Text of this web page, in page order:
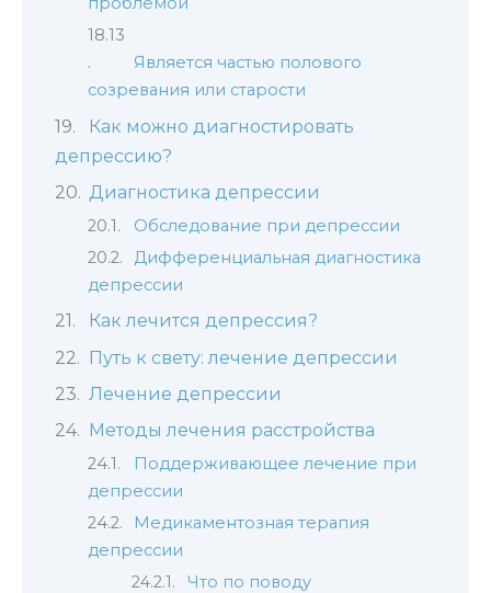
Является частью полового
созревания или старости
Как можно диагностировать
депрессию?
Диагностика депрессии
Обследование при депрессии
Дифференциальная диагностика
депрессии
Как лечится депрессия?
Путь к свету: лечение депрессии
Лечение депрессии
Методы лечения расстройства
Поддерживающее лечение при
депрессии
Медикаментозная терапия
депрессии
Что по поводу